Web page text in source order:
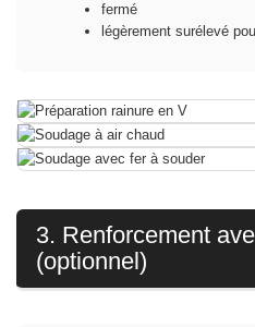
fermé
légèrement surélevé
3. Renforcement
(optionnel)